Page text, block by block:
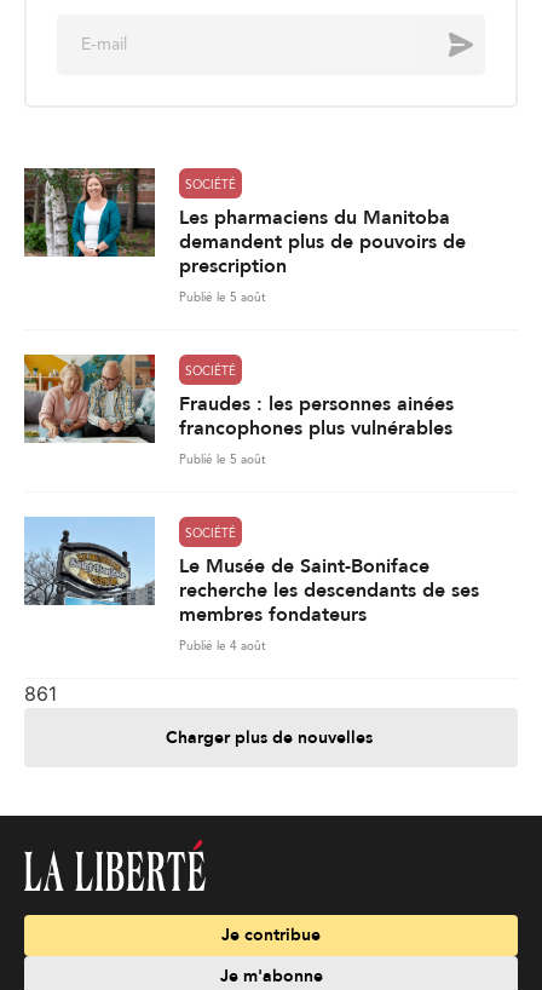
Envoyer
SOCIÉTÉ
Les pharmaciens du Manitoba
demandent plus de pouvoirs de
prescription
Publié le 5 août
SOCIÉTÉ
Fraudes : les personnes ainées
francophones plus vulnérables
Publié le 5 août
SOCIÉTÉ
Le Musée de Saint-Boniface
recherche les descendants de ses
membres fondateurs
Publié le 4 août
861
Charger plus de nouvelles
Je contribue
Je m'abonne